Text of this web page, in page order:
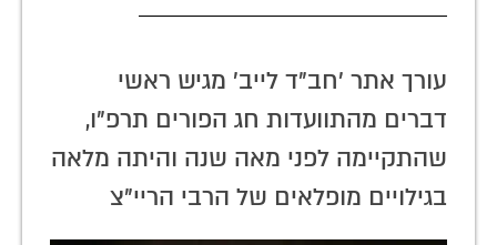
עורך אתר 'חב"ד לייב' מגיש ראשי
דברים מהתוועדות חג הפורים תרפ"ו,
שהתקיימה לפני מאה שנה והיתה מלאה
בגילויים מופלאים של הרבי הריי"צ